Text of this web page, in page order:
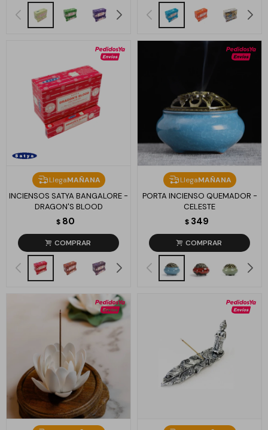
LlegaMAÑANA
INCIENSOS SATYA BANGALORE -
DRAGON'S BLOOD
$ 80
LlegaMAÑANA
PORTA INCIENSO QUEMADOR -
CELESTE
$ 349